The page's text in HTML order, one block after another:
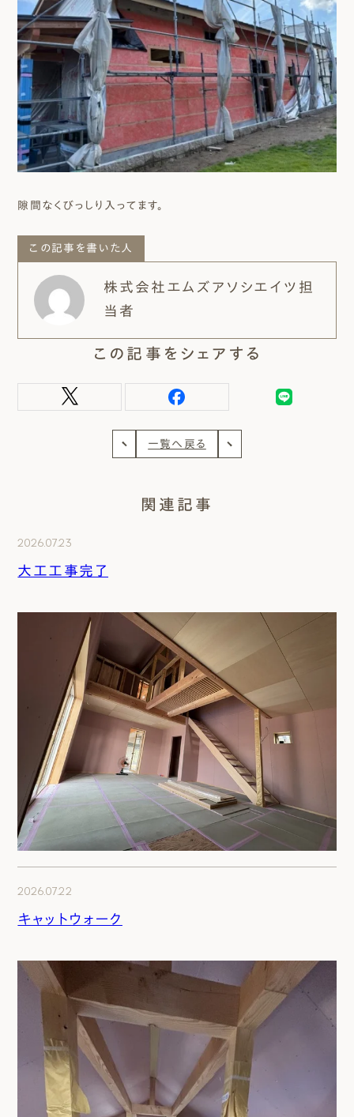
隙間なくびっしり入ってます。
この記事を書いた人
株式会社エムズアソシエイツ担
当者
この記事をシェアする
一覧へ戻る
関連記事
2026.07.23
大工工事完了
2026.07.22
キャットウォーク